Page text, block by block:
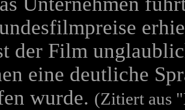
der Film
eine deutliche
wurde. (Zitiert aus